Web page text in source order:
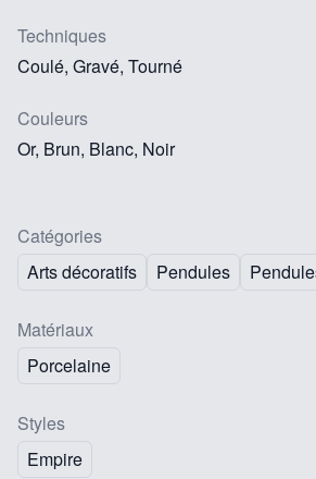
Techniques
Coulé, Gravé, Tourné
Couleurs
Or, Brun, Blanc, Noir
Catégories
Arts décoratifs
Pendules
Matériaux
Porcelaine
Styles
Empire